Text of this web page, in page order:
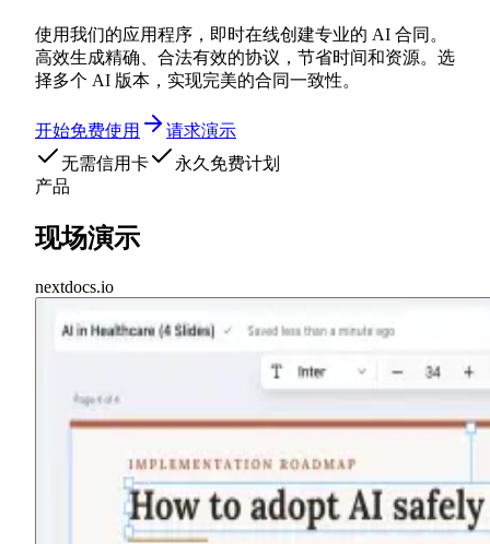
使用我们的应用程序，即时在线创建专业的 AI 合同。
高效生成精确、合法有效的协议，节省时间和资源。选
择多个 AI 版本，实现完美的合同一致性。
开始免费使用
请求演示
无需信用卡
永久免费计划
产品
现场演示
nextdocs.io